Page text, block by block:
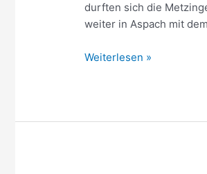
durften sich die
weiter in Aspach mit
2.Verbandsliga-
TuS
Weiterlesen »